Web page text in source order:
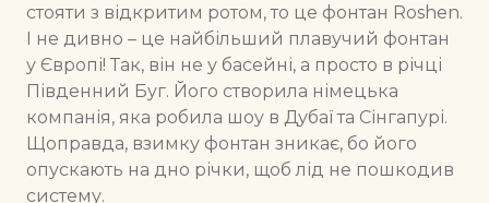
стояти з відкритим ротом, то це фонтан Roshen.
І не дивно – це найбільший плавучий фонтан
у Європі! Так, він не у басейні, а просто в річці
Південний Буг. Його створила німецька
компанія, яка робила шоу в Дубаї та Сінгапурі.
Щоправда, взимку фонтан зникає, бо його
опускають на дно річки, щоб лід не пошкодив
систему.